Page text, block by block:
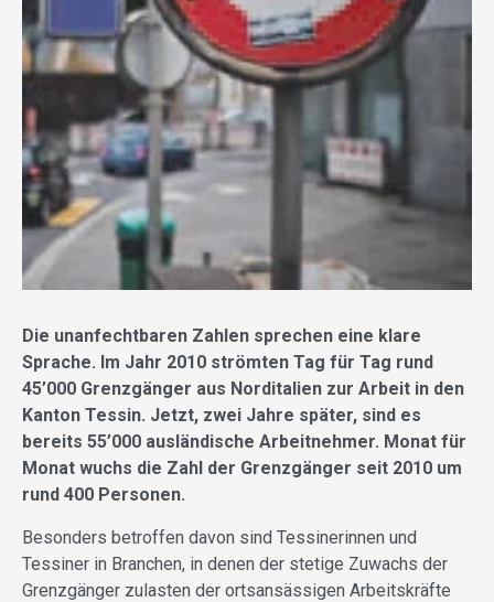
Die unanfechtbaren Zahlen sprechen eine klare
Sprache. Im Jahr 2010 strömten Tag für Tag rund
45’000 Grenzgänger aus Norditalien zur Arbeit in den
Kanton Tessin. Jetzt, zwei Jahre später, sind es
bereits 55’000 ausländische Arbeitnehmer. Monat für
Monat wuchs die Zahl der Grenzgänger seit 2010 um
rund 400 Personen.
Besonders betroffen davon sind Tessinerinnen und
Tessiner in Branchen, in denen der stetige Zuwachs der
Grenzgänger zulasten der ortsansässigen Arbeitskräfte